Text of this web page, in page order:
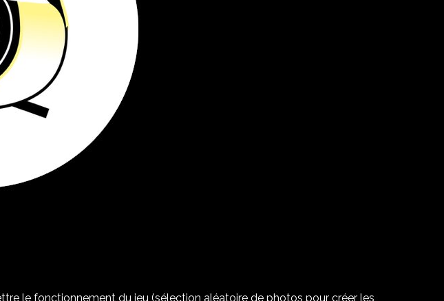
le fonctionnement du jeu (sélection aléatoire de photos pour créer les